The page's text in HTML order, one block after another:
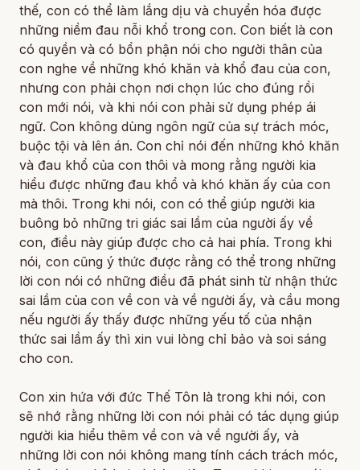
thế, con có thể làm lắng dịu và chuyển hóa được
những niềm đau nỗi khổ trong con. Con biết là con
có quyền và có bổn phận nói cho người thân của
con nghe về những khó khăn và khổ đau của con,
nhưng con phải chọn nơi chọn lúc cho đúng rồi
con mới nói, và khi nói con phải sử dụng phép ái
ngữ. Con không dùng ngôn ngữ của sự trách móc,
buộc tội và lên án. Con chỉ nói đến những khó khăn
và đau khổ của con thôi và mong rằng người kia
hiểu được những đau khổ và khó khăn ấy của con
mà thôi. Trong khi nói, con có thể giúp người kia
buông bỏ những tri giác sai lầm của người ấy về
con, điều này giúp được cho cả hai phía. Trong khi
nói, con cũng ý thức được rằng có thể trong những
lời con nói có những điều đã phát sinh từ nhận thức
sai lầm của con về con và về người ấy, và cầu mong
nếu người ấy thấy được những yếu tố của nhận
thức sai lầm ấy thì xin vui lòng chỉ bảo và soi sáng
cho con.
Con xin hứa với đức Thế Tôn là trong khi nói, con
sẽ nhớ rằng những lời con nói phải có tác dụng giúp
người kia hiểu thêm về con và về người ấy, và
những lời con nói không mang tính cách trách móc,